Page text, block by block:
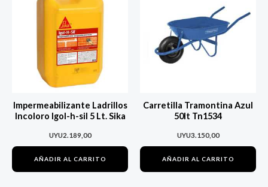
Impermeabilizante Ladrillos
Incoloro Igol-h-sil 5 Lt. Sika
UYU2.189,00
AÑADIR AL CARRITO
Carretilla Tramontina Azul
50lt Tn1534
UYU3.150,00
AÑADIR AL CARRITO